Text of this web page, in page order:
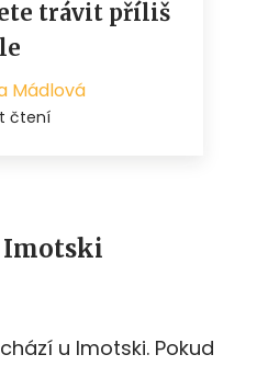
Imotski
u Imotski. Pokud